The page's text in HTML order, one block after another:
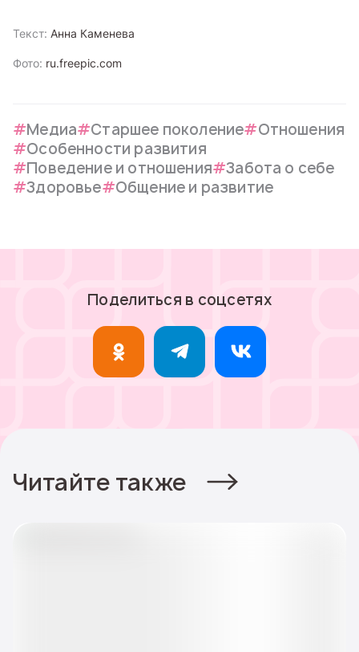
Текст: Анна Каменева
Фото: ru.freepic.com
Медиа Старшее поколение
Отношения
Особенности развития
Поведение и отношения
Забота о себе
Здоровье
Общение и развитие
Поделиться в соцсетях
Читайте также